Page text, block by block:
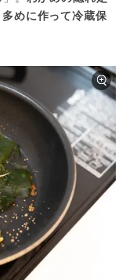
めに作って冷蔵保